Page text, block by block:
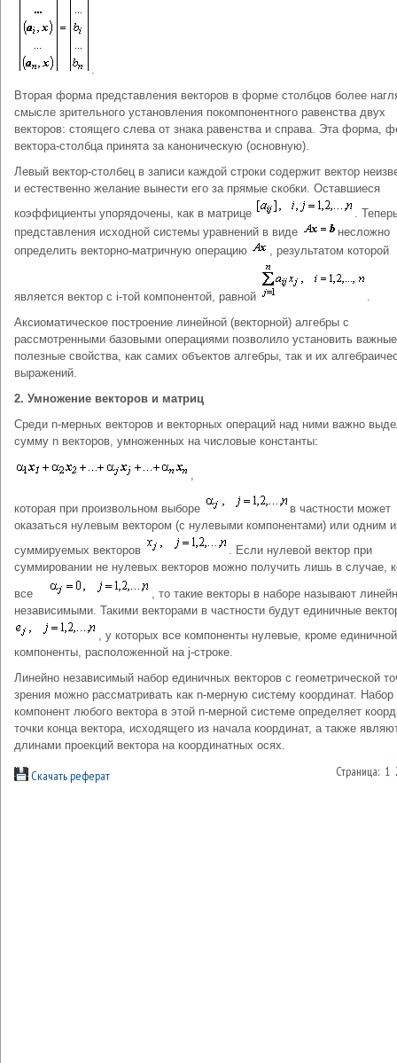
.
Вторая форма представления векторов в форме столбцов более
смысле зрительного установления покомпонентного равенства двух
векторов: стоящего слева от знака равенства и справа. Эта форма,
вектора-столбца принята за каноническую (основную).
Левый вектор-столбец в записи каждой строки содержит вектор
и естественно желание вынести его за прямые скобки. Оставшиеся
коэффициенты упорядочены, как в матрице
.
представления исходной системы уравнений в виде
несложно
определить векторно-матричную операцию
, результатом которой
является вектор с i-той компонентой, равной
.
Аксиоматическое построение линейной (векторной) алгебры с
рассмотренными базовыми операциями позволило установить
полезные свойства, как самих объектов алгебры, так и их
выражений.
2. Умножение векторов и матриц
Среди n-мерных векторов и векторных операций над ними важно
сумму n векторов, умноженных на числовые константы:
,
которая при произвольном выборе
в частности может
оказаться нулевым вектором (с нулевыми компонентами) или одним
суммируемых векторов
. Если нулевой вектор при
суммировании не нулевых векторов можно получить лишь в случае,
все
, то такие векторы в наборе называют
независимыми. Такими векторами в частности будут единичные
, у которых все компоненты нулевые, кроме единичной
компоненты, расположенной на j-строке.
Линейно независимый набор единичных векторов с геометрической
зрения можно рассматривать как n-мерную систему координат. Набор
компонент любого вектора в этой n-мерной системе определяет
точки конца вектора, исходящего из начала координат, а также
длинами проекций вектора на координатных осях.
Скачать реферат Страница: 1